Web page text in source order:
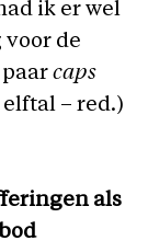
ik er wel
voor de
caps
– red.)
als